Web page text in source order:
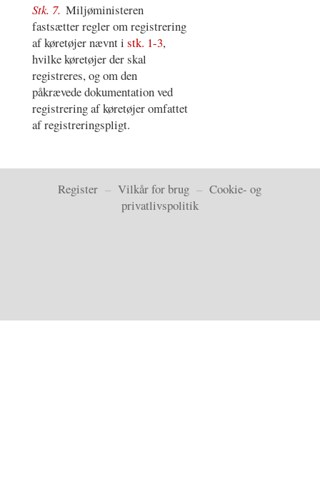
Stk. 7. Miljøministeren
fastsætter regler om registrering
af køretøjer nævnt i stk. 1-3,
hvilke køretøjer der skal
registreres, og om den
påkrævede dokumentation ved
registrering af køretøjer omfattet
af registreringspligt.
Register –Vilkår for brug –Cookie- og
privatlivspolitik